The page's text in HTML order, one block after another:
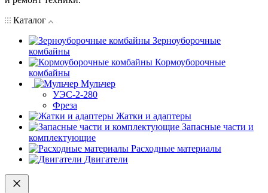
Каталог
Зерноуборочные
комбайны
Кормоуборочные
комбайны
Мульчер
УЭС-2-280
Фреза
Жатки и адаптеры
Запасные части и
комплектующие
Расходные материалы
Двигатели